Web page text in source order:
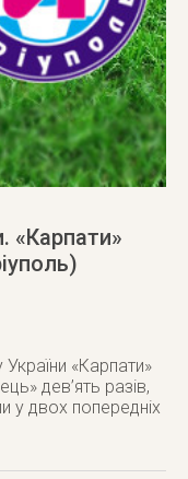
«Карпати»
«Карпати»
дев’ять разів,
у двох попередніх